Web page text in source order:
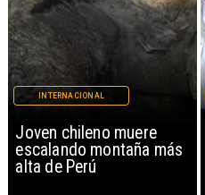
Brasil reduce contacto
diplomático con
Argentina por dichos de
INTERNACIONAL